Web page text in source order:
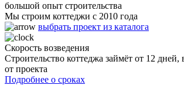
большой опыт строительства
Мы строим коттеджи с 2010 года
выбрать проект из каталога
Скорость возведения
Строительство коттеджа займёт от 12 дней,
от проекта
Подробнее о сроках